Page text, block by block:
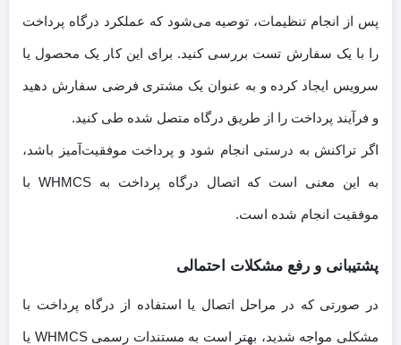
پس از انجام تنظیمات، توصیه می‌شود که عملکرد درگاه پرداخت
را با یک سفارش تست بررسی کنید. برای این کار یک محصول یا
سرویس ایجاد کرده و به عنوان یک مشتری فرضی سفارش دهید
و فرآیند پرداخت را از طریق درگاه متصل شده طی کنید.
اگر تراکنش به درستی انجام شود و پرداخت موفقیت‌آمیز باشد،
به این معنی است که اتصال درگاه پرداخت به WHMCS با
موفقیت انجام شده است.
پشتیبانی و رفع مشکلات احتمالی
در صورتی که در مراحل اتصال یا استفاده از درگاه پرداخت با
مشکلی مواجه شدید، بهتر است به مستندات رسمی WHMCS یا